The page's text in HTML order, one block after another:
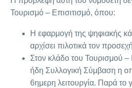
Τουρισμό – Επισιτισμό, όπου:
Η εφαρμογή της ψηφιακής
αρχίσει πιλοτικά τον
Στον κλάδο του Τουρισμού –
ήδη Συλλογική Σύμβαση η
6ημερη λειτουργία. Παρά το